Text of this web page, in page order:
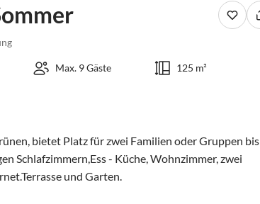
Max. 9 Gäste 125 m²
bietet Platz für zwei Familien oder Gruppen bis
Schlafzimmern,Ess - Küche, Wohnzimmer, zwei
und Garten.